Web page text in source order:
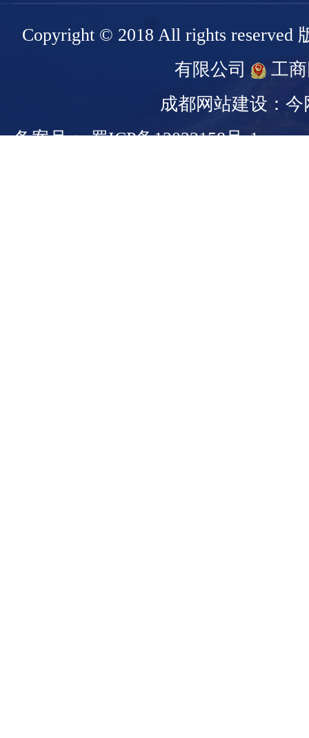
Copyright © 2018 All rights reserved
有限公司
工
成都网站建设：今
备案号： 蜀ICP备13022158号-1